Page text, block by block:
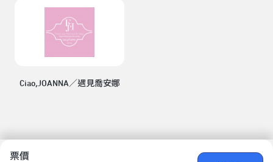
票價
Ciao,JOANNA／遇見喬安娜